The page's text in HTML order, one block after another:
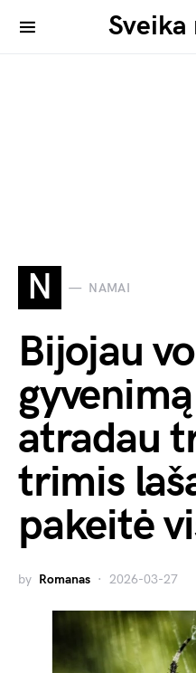
N NAMAI
Bijojau
atradau
trimis
pakeitė
by Romanas 2026-03-27